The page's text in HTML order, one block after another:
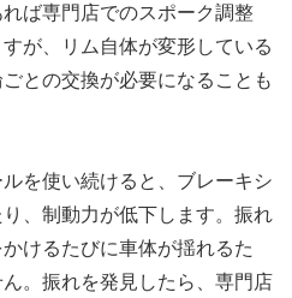
ば専門店でのスポーク調整
が、リム自体が変形している
との交換が必要になることも
を使い続けると、ブレーキシ
、制動力が低下します。振れ
けるたびに車体が揺れるた
。振れを発見したら、専門店